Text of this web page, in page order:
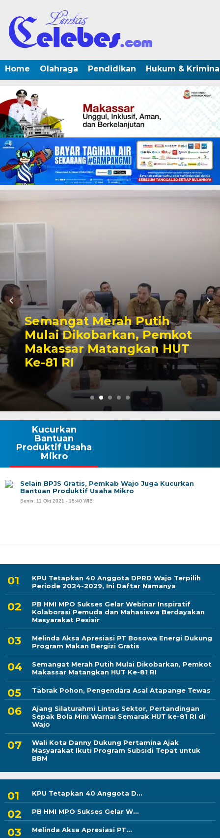
Home Olahraga Pendidikan Hukum &
Ajang Silaturahmi Lintas
Sektor, Pertandingan
Sepak Bola Mini Warnai
Semarak HUT ke-81 RI di
Wajo
KPU Tetapkan 40 Anggota DPRD Wajo Terpilih
Periode 2024-2029, Ini Daftar Namanya
PB HMI MPO Sukses Gelar Webinar Inspiratif
Kolaborasi Pemuda dan Mahasiswa Berdayakan
Masyarakat Pesisir
Melinda Aksa Apresiasi PT Bosowa Energi Dukung
Program Makan Bergizi Gratis
Semangat Merah Putih Mulai Dikobarkan, Pemkot
Makassar Matangkan HUT Ke-81 RI
Tabrak Pohon, Pengendara Asal Atapange Tewas
Ajang Silaturahmi Lintas Sektor, Pertandingan
Sepak Bola Mini Warnai Semarak HUT ke-81 RI di
Wajo
Wali Kota Danny Dukung Pertamina Ajak
Masyarakat Ikuti Program Subsidi Tepat untuk
BBM
KPU Tetapkan 40 Anggota D...
PB HMI MPO Sukses Gelar W...
Melinda Aksa Apresiasi PT...
Kucurkan
Bantuan
Produktif Usaha
Mikro
Selain BPJS Gratis, Pemkab Wajo Juga Kucurkan
Bantuan Produktif Usaha Mikro
Senin, 11 Okt 2021 - 15:40 WIB